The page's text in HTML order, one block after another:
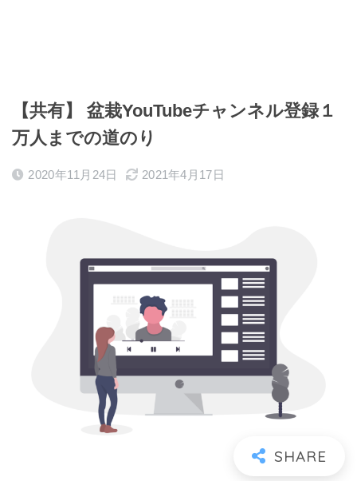
【共有】 盆栽YouTubeチャンネル登録１
万人までの道のり
2020年11月24日 2021年4月17日